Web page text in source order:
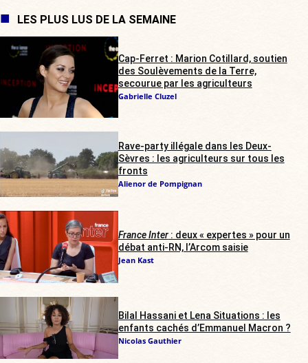
LES PLUS LUS DE LA SEMAINE
Cap-Ferret : Marion Cotillard, soutien
des Soulèvements de la Terre,
secourue par les agriculteurs
Gabrielle Cluzel
Rave-party illégale dans les Deux-
Sèvres : les agriculteurs sur tous les
fronts
Alienor de Pompignan
France Inter: deux « expertes » pour un
débat anti-RN, l’Arcom saisie
Jean Kast
Bilal Hassani et Lena Situations : les
enfants cachés d’Emmanuel Macron ?
Nicolas Gauthier